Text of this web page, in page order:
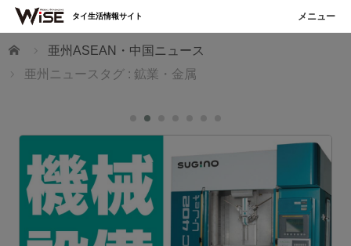
ホーム
亜州ASEAN・中国ニュース
亜州ニュースタグ : 鉱業・金属
タイ生活情報サイト